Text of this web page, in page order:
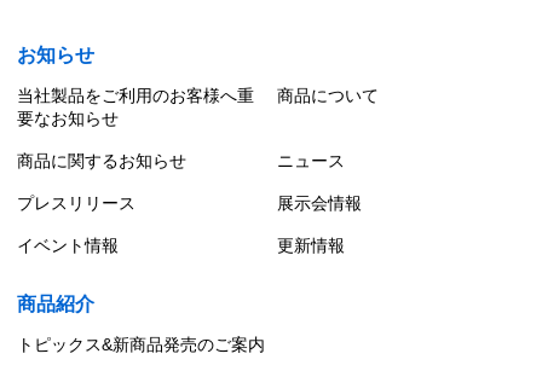
お知らせ
当社製品をご利用のお客様へ重
要なお知らせ
商品について
商品に関するお知らせ ニュース
プレスリリース 展示会情報
イベント情報 更新情報
商品紹介
トピックス&新商品発売のご案内